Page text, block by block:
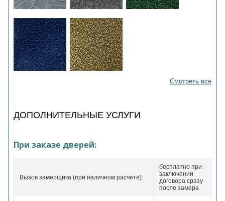
Смотреть все
ДОПОЛНИТЕЛЬНЫЕ УСЛУГИ
При заказе дверей:
Вызов замерщика (при наличном расчете):
бесплатно при
заключении
договора сразу
после замера